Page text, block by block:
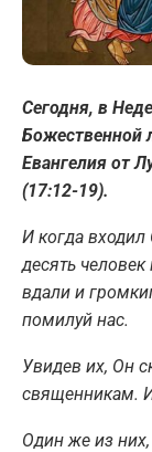
Сегодня, в
Божественной
Евангелия от
(17:12-19).
И когда входил
десять
вдали и
помилуй нас.
Увидев их, Он
священникам.
Один же из них,